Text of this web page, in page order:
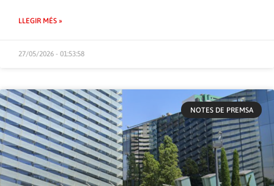
LLEGIR MÉS »
27/05/2026 - 01:53:58
NOTES DE PREMSA